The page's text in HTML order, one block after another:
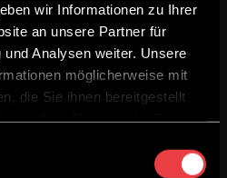
wir Informationen zu Ihrer
an unsere Partner für
Analysen weiter. Unsere
möglicherweise mit
die Sie ihnen bereitgestellt